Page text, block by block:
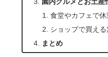
食堂やカフェで
ショップで買え
まとめ